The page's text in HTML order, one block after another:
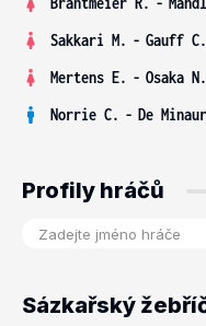
Sakkari M. - Gauff C.
Mertens E. - Osaka N.
Norrie C. - De
Profily hráčů
Sázkařský